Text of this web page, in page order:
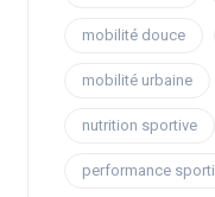
mobilité douce
mobilité urbaine
nutrition sportive
performance